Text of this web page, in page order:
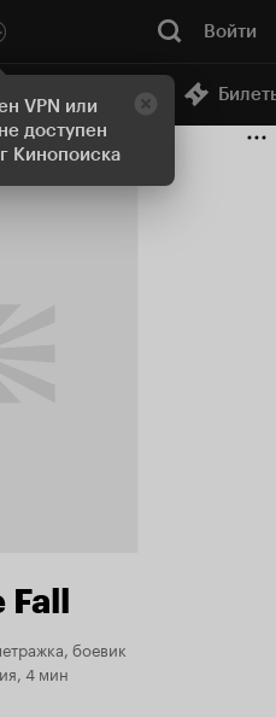
VPN или
доступен
Кинопоиска
Войти
Онлайн-кинотеатр
Fall
боевик
4 мин